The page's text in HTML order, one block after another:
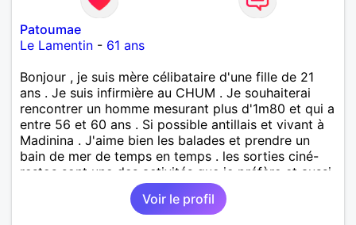
Patoumae
Le Lamentin - 61 ans
Bonjour , je suis mère célibataire d'une fille de 21
ans . Je suis infirmière au CHUM . Je souhaiterai
rencontrer un homme mesurant plus d'1m80 et qui a
entre 56 et 60 ans . Si possible antillais et vivant à
Madinina . J'aime bien les balades et prendre un
bain de mer de temps en temps . les sorties ciné-
restos sont une des activités que je préfère et aussi
les petits voyages .
Voir le profil